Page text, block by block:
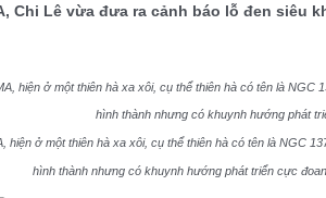
Chi Lê vừa đưa ra cảnh báo lỗ đen siêu
hiện ở một thiên hà xa xôi, cụ thể thiên hà có tên là NGC
hình thành nhưng có khuynh hướng phát triển cực